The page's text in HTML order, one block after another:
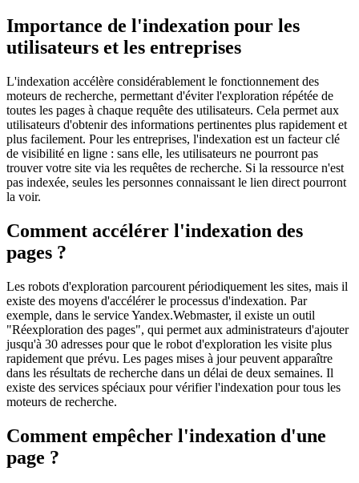
Importance de l'indexation pour les
utilisateurs et les entreprises
L'indexation accélère considérablement le fonctionnement des
moteurs de recherche, permettant d'éviter l'exploration répétée de
toutes les pages à chaque requête des utilisateurs. Cela permet aux
utilisateurs d'obtenir des informations pertinentes plus rapidement et
plus facilement. Pour les entreprises, l'indexation est un facteur clé
de visibilité en ligne : sans elle, les utilisateurs ne pourront pas
trouver votre site via les requêtes de recherche. Si la ressource n'est
pas indexée, seules les personnes connaissant le lien direct pourront
la voir.
Comment accélérer l'indexation des
pages ?
Les robots d'exploration parcourent périodiquement les sites, mais il
existe des moyens d'accélérer le processus d'indexation. Par
exemple, dans le service Yandex.Webmaster, il existe un outil
"Réexploration des pages", qui permet aux administrateurs d'ajouter
jusqu'à 30 adresses pour que le robot d'exploration les visite plus
rapidement que prévu. Les pages mises à jour peuvent apparaître
dans les résultats de recherche dans un délai de deux semaines. Il
existe des services spéciaux pour vérifier l'indexation pour tous les
moteurs de recherche.
Comment empêcher l'indexation d'une
page ?